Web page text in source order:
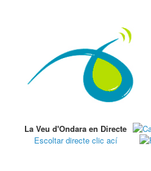
La Veu d'Ondara en Directe
Escoltar directe clic ací